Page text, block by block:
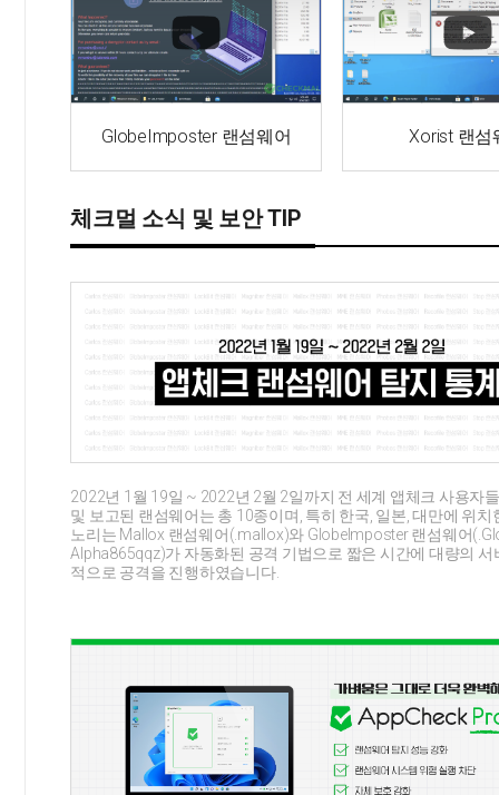
GlobeImposter 랜섬웨어 Xorist 랜섬
체크멀 소식 및 보안 TIP
2022년 1월 19일 ~ 2022년 2월 2일까지 전 세계 앱체크 사용자
및 보고된 랜섬웨어는 총 10종이며, 특히 한국, 일본, 대만에 위치
노리는 Mallox 랜섬웨어(.mallox)와 GlobeImposter 랜섬웨어
Alpha865qqz)가 자동화된 공격 기법으로 짧은 시간에 대량의 서
적으로 공격을 진행하였습니다.